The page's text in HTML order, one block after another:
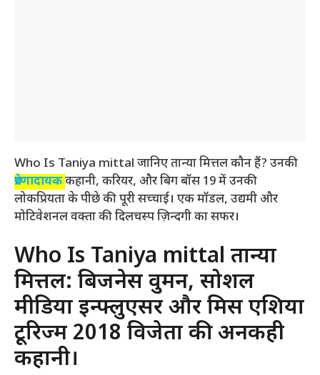
Who Is Taniya mittal जानिए तान्या मित्तल कौन हैं? उनकी
प्रेरणादायककहानी, करियर, और बिग बॉस 19 में उनकी
लोकप्रियता के पीछे की पूरी सच्चाई। एक मॉडल, उद्यमी और
मोटिवेशनल वक्ता की दिलचस्प ज़िन्दगी का सफर।
Who Is Taniya mittal तान्या
मित्तल: बिजनेस वुमन, सोशल
मीडिया इन्फ्लुएंसर और मिस एशिया
टूरिज्म 2018 विजेता की अनकही
कहानी।